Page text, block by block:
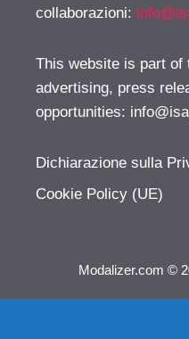
collaborazioni:
This website is part of
advertising, press
opportunities:
Dichiarazione sulla
Cookie Policy (UE)
Modalizer.com ©